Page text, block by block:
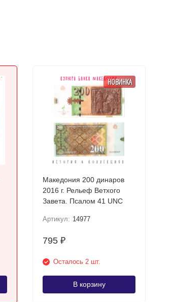
НОВИНКА
Македония 200 динаров
2016 г. Рельеф Ветхого
Завета. Псалом 41 UNC
Артикул: 14977
795₽
Осталось 2 шт.
В корзину